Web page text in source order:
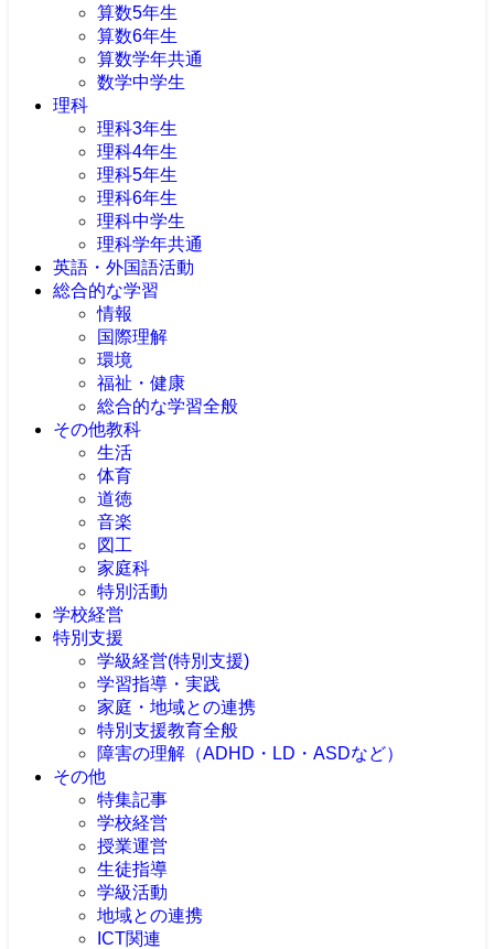
算数5年生
算数6年生
算数学年共通
数学中学生
理科
理科3年生
理科4年生
理科5年生
理科6年生
理科中学生
理科学年共通
英語・外国語活動
総合的な学習
情報
国際理解
環境
福祉・健康
総合的な学習全般
その他教科
生活
体育
道徳
音楽
図工
家庭科
特別活動
学校経営
特別支援
学級経営(特別支援)
学習指導・実践
家庭・地域との連携
特別支援教育全般
障害の理解（ADHD・LD・ASDなど）
その他
特集記事
学校経営
授業運営
生徒指導
学級活動
地域との連携
ICT関連